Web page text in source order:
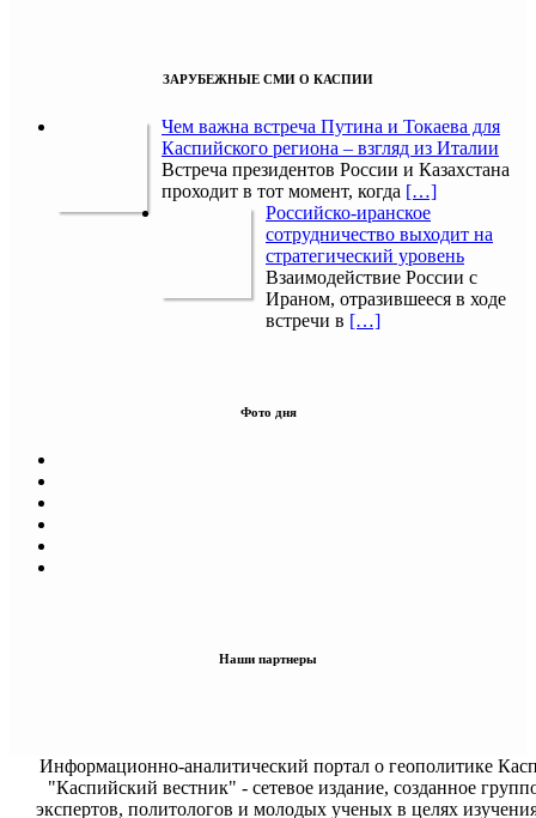
ЗАРУБЕЖНЫЕ СМИ О КАСПИИ
Чем важна встреча Путина и Токаева для
Каспийского региона – взгляд из Италии
Встреча президентов России и Казахстана
проходит в тот момент, когда […]
Российско-иранское
сотрудничество выходит на
стратегический уровень
Взаимодействие России с
Ираном, отразившееся в ходе
встречи в […]
Фото дня
Наши партнеры
Информационно-аналитический портал о геополитике
"Каспийский вестник" - сетевое издание, созданное
экспертов, политологов и молодых ученых в целях